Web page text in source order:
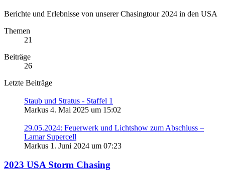
Berichte und Erlebnisse von unserer Chasingtour 2024 in den USA
Themen
21
Beiträge
26
Letzte Beiträge
Staub und Stratus - Staffel 1
Markus 4. Mai 2025 um 15:02
29.05.2024: Feuerwerk und Lichtshow zum Abschluss –
Lamar Supercell
Markus 1. Juni 2024 um 07:23
2023 USA Storm Chasing